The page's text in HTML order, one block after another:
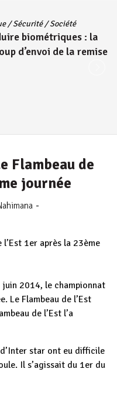
/Sécurité/Société
biométriques : la
d’envoi de la remise
Flambeau de
journée
-
1er après la 23ème
2014, le championnat
Le Flambeau de l’Est
de l’Est l’a
star ont eu difficile
Il s’agissait du 1er du